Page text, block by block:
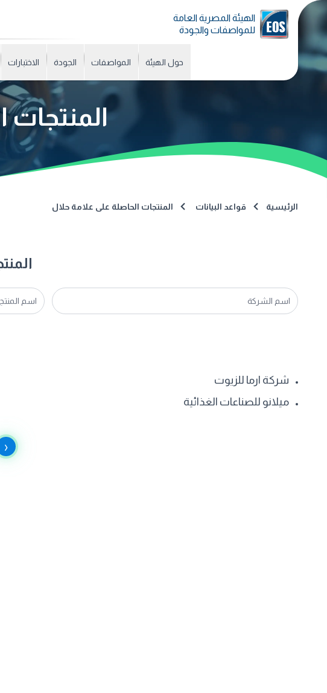
الهيئة المصرية العامة
للمواصفات والجودة
حول الهيئة المواصفات الجودة الاختبارات
المنتجات
الرئيسية قواعد البيانات المنتجات الحاصلة على علامة حلال
شركة ارما للزيوت
ميلانو للصناعات الغذائية
‹